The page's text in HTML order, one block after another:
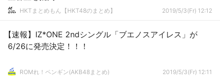
HKTまとめもん【HKT48のまとめ】 2019/5/3(Fr) 12:12
【速報】IZ*ONE 2ndシングル「ブエノスアイレス」が
6/26に発売決定！！！
ROMれ！ペンギン(AKB48まとめ) 2019/5/3(Fr) 12:11